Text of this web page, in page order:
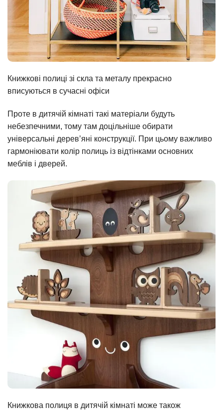
Книжкові полиці зі скла та металу прекрасно
вписуються в сучасні офіси
Проте в дитячій кімнаті такі матеріали будуть
небезпечними, тому там доцільніше обирати
універсальні дерев’яні конструкції. При цьому важливо
гармоніювати колір полиць із відтінками основних
меблів і дверей.
Книжкова полиця в дитячій кімнаті може також